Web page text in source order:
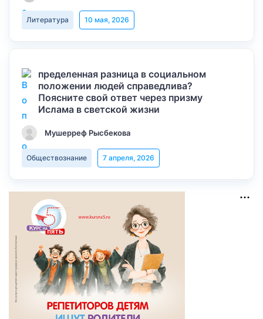
Литература 10 мая, 2026
пределенная разница в социальном
положении людей справедлива?
Поясните свой ответ через призму
Ислама в светской жизни
Мушерреф Рысбекова
Обществознание 7 апреля, 2026